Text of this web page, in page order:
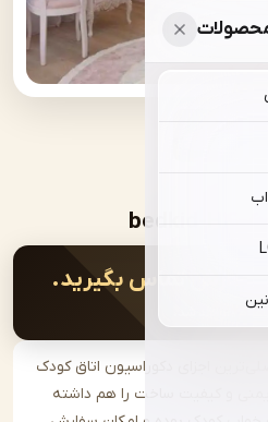
دکوراسیون اتاق کودک
ساخت را هم داشته
تماس بگیرید.
شد.